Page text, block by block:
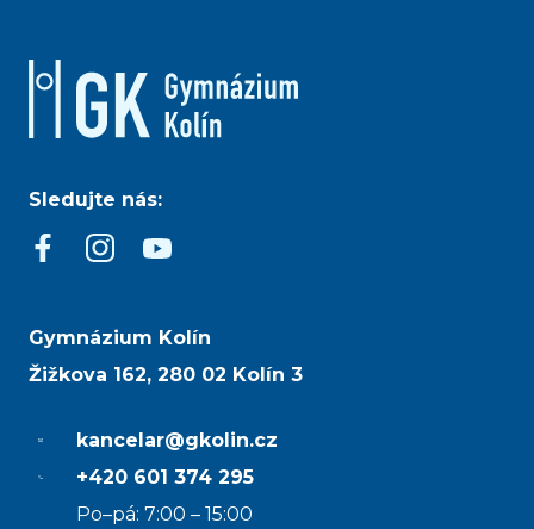
Sledujte nás:
Gymnázium Kolín
Žižkova 162, 280 02 Kolín 3
kancelar@gkolin.cz
+420 601 374 295
Po–pá: 7:00 – 15:00